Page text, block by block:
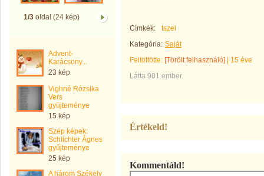
1/3oldal (24 kép)
Advent-
Karácsony...
23 kép
Vighné Rózsika
Vers
gyüjteménye
15 kép
Szép képek:
Schlichter Ágnes
gyűjteménye
25 kép
A három Székely
Címkék:
tszel
Kategória: Saját
Feltöltötte: [Törölt felhasználó]
15 éve
Látta 901 ember.
Értékeld!
Kommentáld!